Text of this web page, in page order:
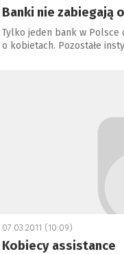
Banki nie zabiegają
Tylko jeden bank w
o kobietach. Pozostałe
07.03.2011 (10:09)
Kobiecy assistance